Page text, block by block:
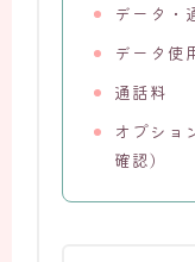
データ・
データ使
通話料
オプショ
確認)